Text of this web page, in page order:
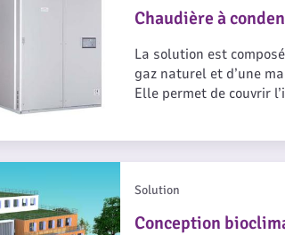
Chaudière à
La solution est
gaz naturel et d’une
Elle permet de couvrir
Conception
Solution
& chaudière à condensation